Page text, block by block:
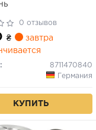
0 отзывов
₴
завтра
8711470840
Германия
КУПИТЬ